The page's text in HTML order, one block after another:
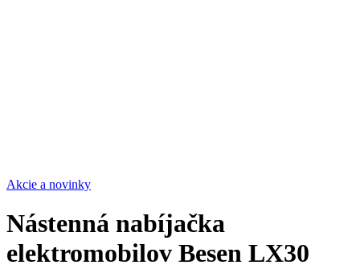
Akcie a novinky
Nástenná nabíjačka
elektromobilov Besen LX30